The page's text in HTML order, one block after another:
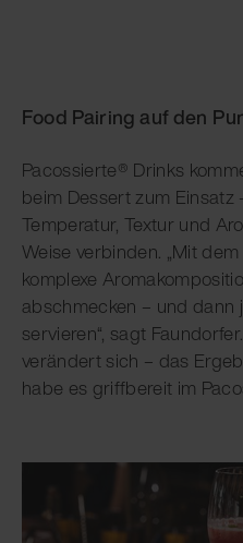
Food Pairing auf den
Pacossierte® Drinks
beim Dessert zum Einsatz
Temperatur, Textur und
Weise verbinden. „Mit
komplexe
abschmecken – und
servieren“, sagt
verändert sich – das
habe es griffbereit im